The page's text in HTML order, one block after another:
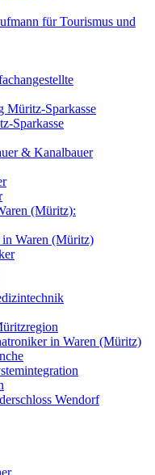
für Tourismus und
Müritz-Sparkasse
Sparkasse
& Kanalbauer
(Müritz):
Waren (Müritz)
in Waren (Müritz)
Wendorf